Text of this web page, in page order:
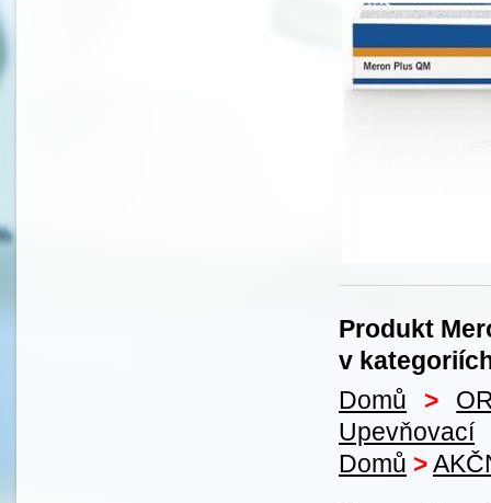
Produkt
v
Domů
>
Upevňovací
Domů >